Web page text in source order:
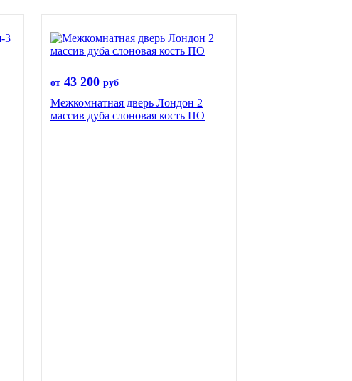
от 43 200 руб
Межкомнатная дверь Лондон 2
массив дуба слоновая кость ПО